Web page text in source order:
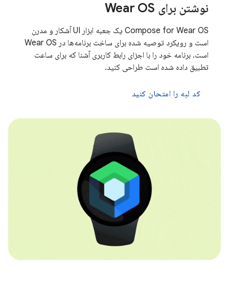
نوشتن برای Wear OS
Compose for Wear OS یک جعبه ابزار UI آشکار و مدرن
است و رویکرد توصیه شده برای ساخت برنامه‌ها در Wear OS
است. برنامه خود را با اجزای رابط کاربری آشنا که برای ساعت
تطبیق داده شده است طراحی کنید.
کد لبه را امتحان کنید